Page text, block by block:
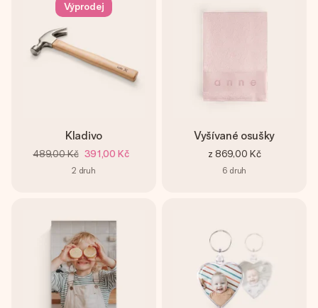
Výprodej
Kladivo
489,00 Kč 391,00 Kč
2 druh
Vyšívané osušky
z 869,00 Kč
6 druh